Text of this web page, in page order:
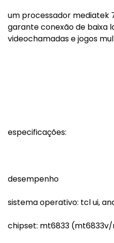
um processador mediatek
garante conexão de baixa
videochamadas e jogos
especificações:
desempenho
sistema operativo: tcl ui,
chipset: mt6833